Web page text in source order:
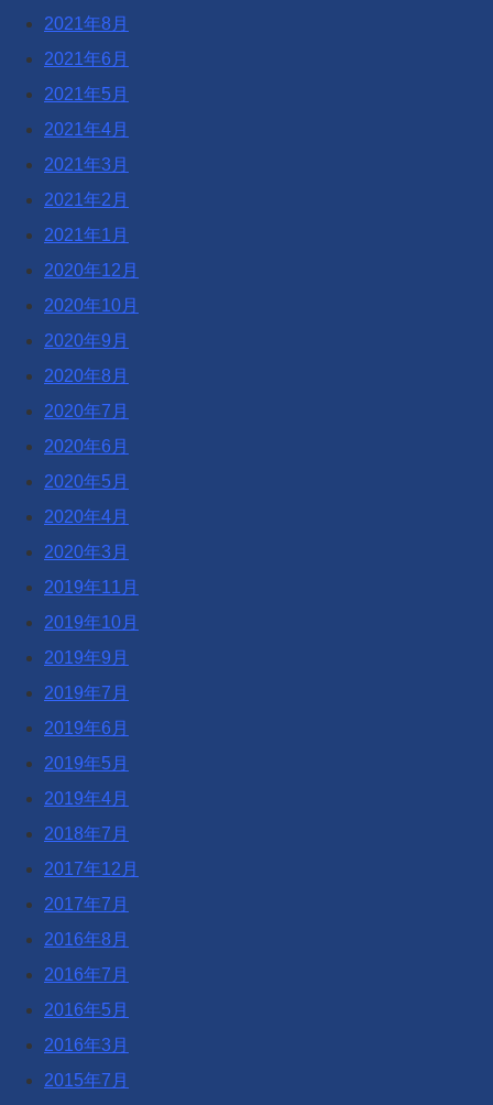
2021年8月
2021年6月
2021年5月
2021年4月
2021年3月
2021年2月
2021年1月
2020年12月
2020年10月
2020年9月
2020年8月
2020年7月
2020年6月
2020年5月
2020年4月
2020年3月
2019年11月
2019年10月
2019年9月
2019年7月
2019年6月
2019年5月
2019年4月
2018年7月
2017年12月
2017年7月
2016年8月
2016年7月
2016年5月
2016年3月
2015年7月